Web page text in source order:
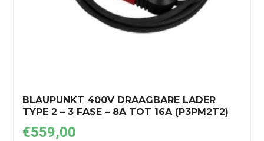
BLAUPUNKT 400V DRAAGBARE LADER
TYPE 2 – 3 FASE – 8A TOT 16A (P3PM2T2)
€559,00